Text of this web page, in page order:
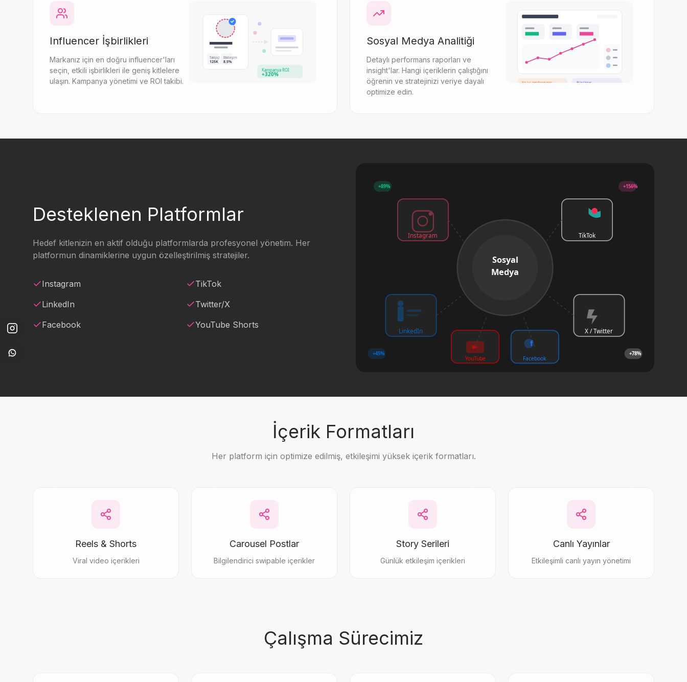
Influencer İşbirlikleri
Markanız için en doğru influencer'ları
seçin, etkili işbirlikleri ile geniş kitlelere
ulaşın. Kampanya yönetimi ve ROI takibi.
Takipçi
125K
Etkileşim
8.5%
Kampanya ROI
+320%
Sosyal Medya Analitiği
Detaylı performans raporları ve
insight'lar. Hangi içeriklerin çalıştığını
öğrenin ve stratejinizi veriye dayalı
optimize edin.
En iyi performans: Büyüme:
Desteklenen Platformlar
Hedef kitlenizin en aktif olduğu platformlarda profesyonel yönetim. Her
platformun dinamiklerine uygun özelleştirilmiş stratejiler.
Instagram
TikTok
LinkedIn
Twitter/X
Facebook
YouTube Shorts
Sosyal
Medya
Instagram TikTok
LinkedIn X / Twitter
YouTube
f
Facebook
+89% +156%
+45% +78%
İçerik Formatları
Her platform için optimize edilmiş, etkileşimi yüksek içerik formatları.
Reels & Shorts
Viral video içerikleri
Carousel Postlar
Bilgilendirici swipable içerikler
Story Serileri
Günlük etkileşim içerikleri
Canlı Yayınlar
Etkileşimli canlı yayın yönetimi
Çalışma Sürecimiz